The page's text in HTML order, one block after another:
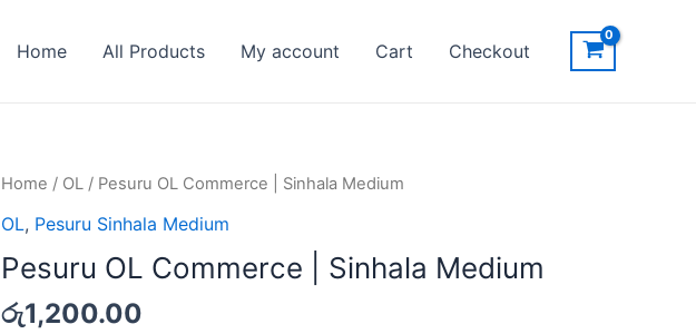
Home All Products My account Cart Checkout
Home / OL / Pesuru OL Commerce | Sinhala Medium
OL, Pesuru Sinhala Medium
Pesuru OL Commerce | Sinhala Medium
රු1,200.00